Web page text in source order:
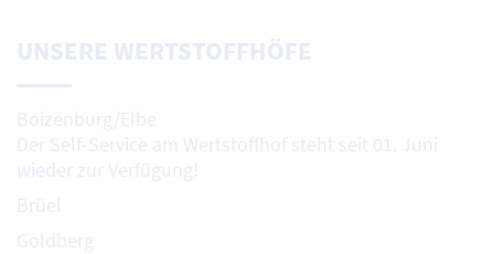
UNSERE WERTSTOFFHÖFE
Boizenburg/Elbe
Der Self-Service am Wertstoffhof steht seit 01. Juni
wieder zur Verfügung!
Brüel
Goldberg